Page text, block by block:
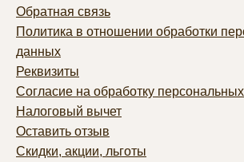
Обратная связь
Политика в отношении обработки
данных
Реквизиты
Согласие на обработку
Налоговый вычет
Оставить отзыв
Скидки, акции, льготы